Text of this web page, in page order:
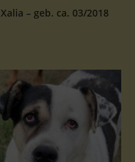
Xalia – geb. ca. 03/2018